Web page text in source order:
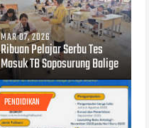
MAR 07, 2026
Ribuan Pelajar Serbu Tes
Masuk TB Soposurung Balige
PENDIDIKAN